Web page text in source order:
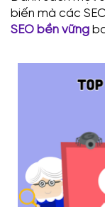
biến mà các
SEO bền vững